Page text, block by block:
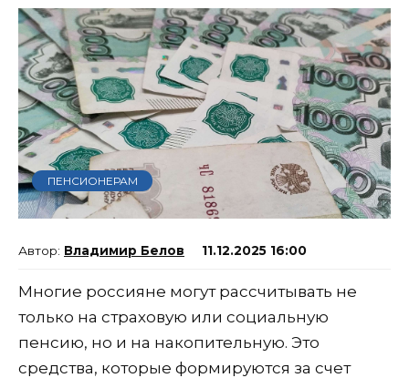
ПЕНСИОНЕРАМ
Владимир Белов 11.12.2025 16:00
Многие россияне могут рассчитывать не
только на страховую или социальную
пенсию, но и на накопительную. Это
средства, которые формируются за счет